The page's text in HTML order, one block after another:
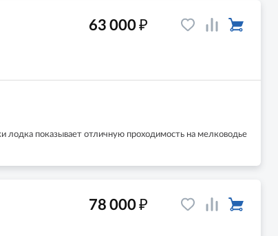
лодка показывает отличную проходимость на мелководье
63 000₽
78 000₽